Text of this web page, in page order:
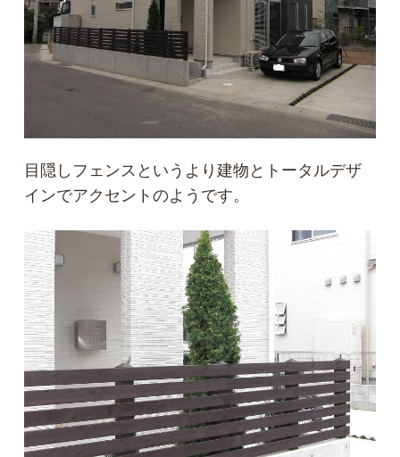
目隠しフェンスというより建物とトータルデザ
インでアクセントのようです。